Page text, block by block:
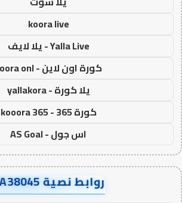
koora live
Yalla Live - يلا لايف
كورة اون لاين - koora onl
يلا كورة - yallakora
كورة 365 - kooora 365
اس جول - AS Goal
روابط نصية AA38045